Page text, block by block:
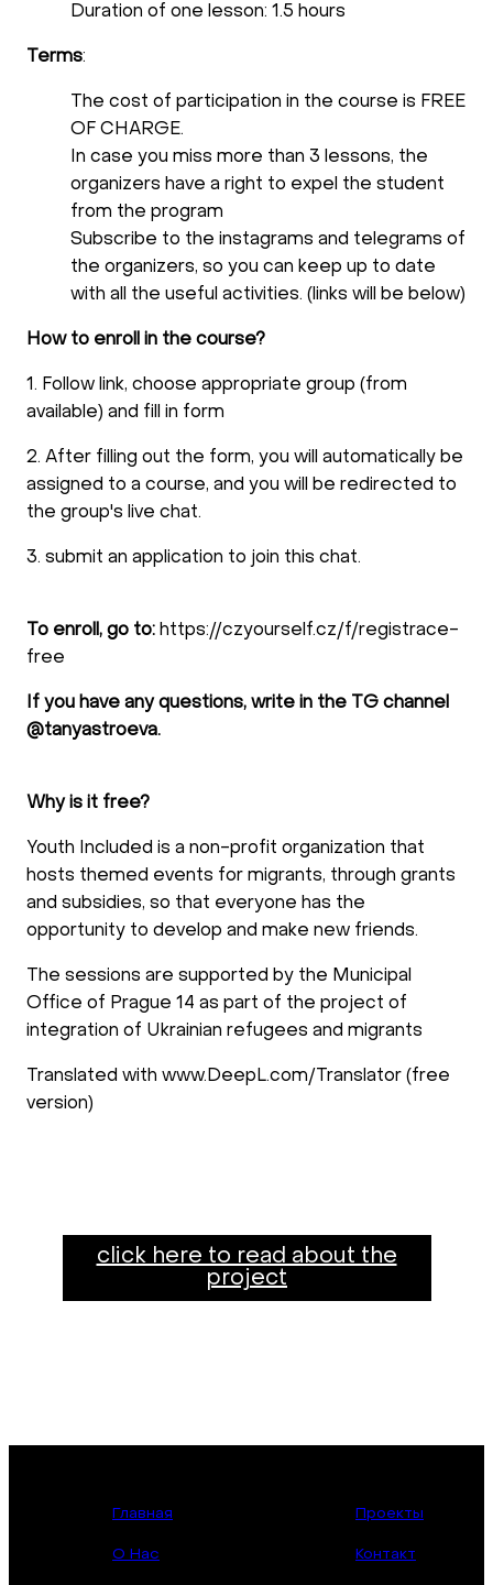
Duration of one lesson: 1.5 hours
Terms:
The cost of participation in the course is FREE
OF CHARGE.
In case you miss more than 3 lessons, the
organizers have a right to expel the student
from the program
Subscribe to the instagrams and telegrams of
the organizers, so you can keep up to date
with all the useful activities. (links will be below)
How to enroll in the course?
1. Follow link, choose appropriate group (from
available) and fill in form
2. After filling out the form, you will automatically be
assigned to a course, and you will be redirected to
the group's live chat.
3. submit an application to join this chat.
To enroll, go to: https://czyourself.cz/f/registrace-
free
If you have any questions, write in the TG channel
@tanyastroeva.
Why is it free?
Youth Included is a non-profit organization that
hosts themed events for migrants, through grants
and subsidies, so that everyone has the
opportunity to develop and make new friends.
The sessions are supported by the Municipal
Office of Prague 14 as part of the project of
integration of Ukrainian refugees and migrants
Translated with www.DeepL.com/Translator (free
version)
click here to read about the
project
Главная
О Нас
Проекты
Контакт